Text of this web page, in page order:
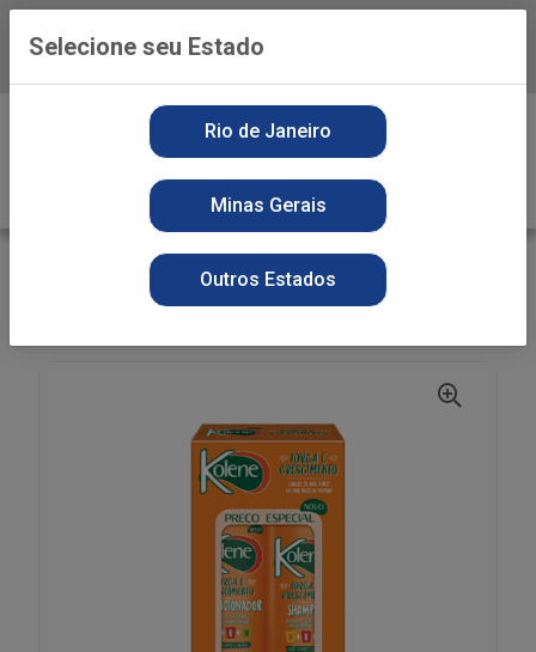
Baixe já o APP da Playvender
PERFUMARIA
KIT SH + COND
KIT PROMOPACK KOLENE 300+200ML FORÇA E
Selecione seu Estado
Rio de Janeiro
Minas Gerais
Outros Estados